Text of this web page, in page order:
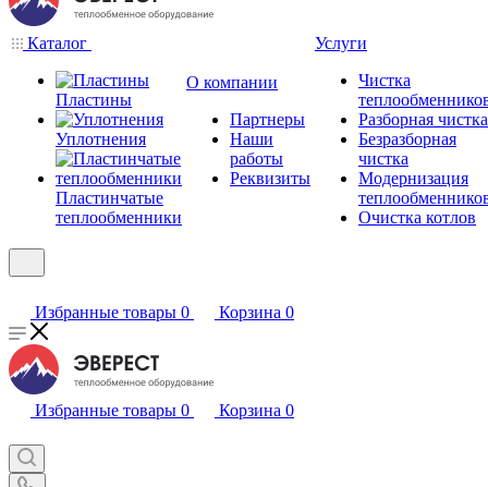
Каталог
Пластины
Уплотнения
Пластинчатые
теплообменники
О компании
Партнеры
Наши
работы
Реквизиты
Услуги
Чистка
Разборная чистка
Безразборная
чистка
Модернизация
Очистка котлов
Избранные товары 0 Корзина 0
Избранные товары 0 Корзина 0